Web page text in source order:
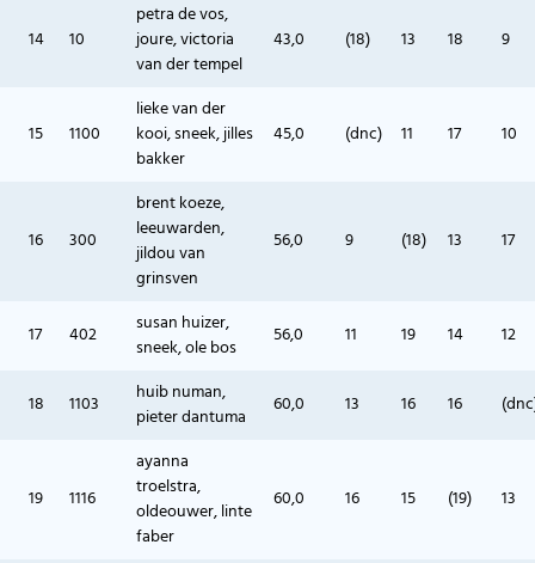
14 10
petra de vos,
joure, victoria
van der tempel
43,0 (18) 13 18 9
15 1100
lieke van der
kooi, sneek, jilles
bakker
45,0 (dnc) 11 17 10
16 300
brent koeze,
leeuwarden,
jildou van
grinsven
56,0 9 (18) 13 17
17 402
susan huizer,
sneek, ole bos
56,0 11 19 14 12
18 1103
huib numan,
pieter dantuma
60,0 13 16 16
19 1116
ayanna
troelstra,
oldeouwer, linte
faber
60,0 16 15 (19) 13